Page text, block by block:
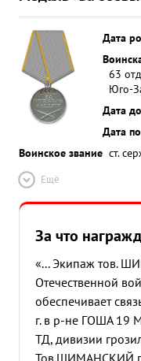
Дата
63
Юго-
Дата
Дата
Воинское звание ст.
Ещё
За что
«... Экипаж тов.
Отечественной
обеспечивает
г. в р-не ГОША 19
ТД, дивизии
Тов.ШИМАНСКИЙ